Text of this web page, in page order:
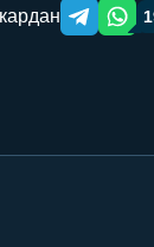
Telegram